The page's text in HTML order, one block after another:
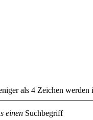
als 4 Zeichen
einen Suchbegriff